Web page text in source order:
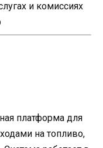
и комиссиях
платформа для
на топливо,